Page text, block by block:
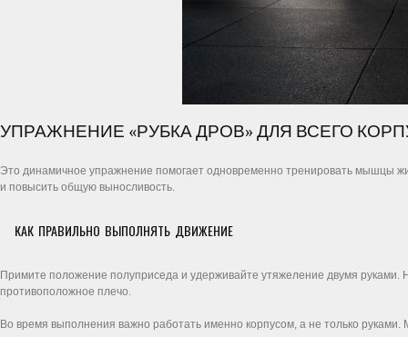
УПРАЖНЕНИЕ «РУБКА ДРОВ» ДЛЯ ВСЕГО
Это динамичное упражнение помогает одновременно тренировать мышцы
и повысить общую выносливость.
КАК ПРАВИЛЬНО ВЫПОЛНЯТЬ ДВИЖЕНИЕ
Примите положение полуприседа и удерживайте утяжеление двумя руками.
противоположное плечо.
Во время выполнения важно работать именно корпусом, а не только